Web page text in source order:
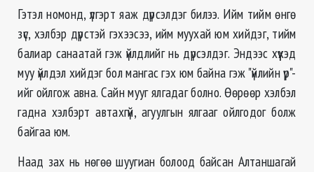
Гэтэл номонд, үлгэрт яаж дүрсэлдэг билээ. Ийм тийм өнгө
зүс, хэлбэр дүрстэй гэхээсээ, ийм муухай юм хийдэг, тийм
балиар санаатай гэж үйлдлийг нь дүрсэлдэг. Эндээс хүүхэд
муу үйлдэл хийдэг бол мангас гэх юм байна гэж "үйлийн үр"-
ийг ойлгож авна. Сайн мууг ялгадаг болно. Өөрөөр хэлбэл
гадна хэлбэрт автахгүй, агуулгын ялгааг ойлгодог болж
байгаа юм.
Наад зах нь нөгөө шуугиан болоод байсан Алтаншагай